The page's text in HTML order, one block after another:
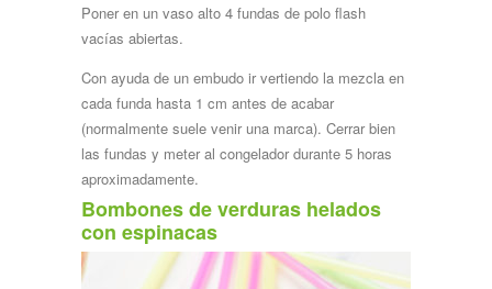
Poner en un vaso alto 4 fundas de polo flash
vacías abiertas.
Con ayuda de un embudo ir vertiendo la mezcla en
cada funda hasta 1 cm antes de acabar
(normalmente suele venir una marca). Cerrar bien
las fundas y meter al congelador durante 5 horas
aproximadamente.
Bombones de verduras helados
con espinacas